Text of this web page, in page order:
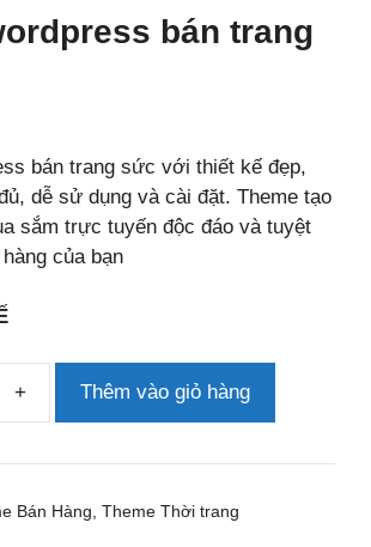
bán trang
bán trang sức với thiết kế đẹp,
dễ sử dụng và cài đặt. Theme tạo
sắm trực tuyến độc đáo và tuyệt
của bạn
theme
bán
+ Thêm vào giỏ hàng
Bán Hàng Theme Thời trang